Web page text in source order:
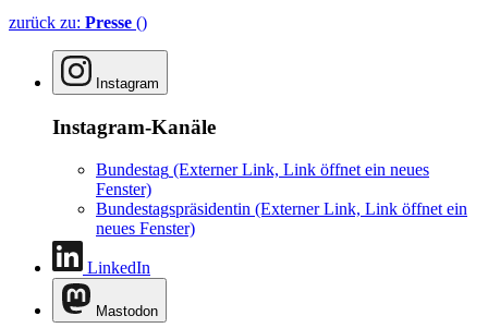
zurück zu: Presse ()
Instagram
Instagram-Kanäle
Bundestag (Externer Link, Link öffnet ein neues
Fenster)
Bundestagspräsidentin (Externer Link, Link öffnet ein
neues Fenster)
LinkedIn
Mastodon